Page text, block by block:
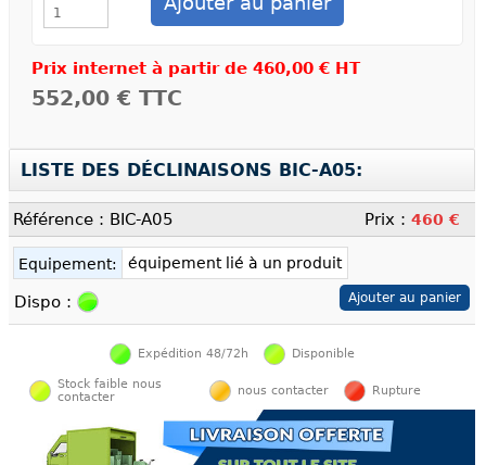
Prix internet à partir de 460,00 € HT
552,00 € TTC
LISTE DES DÉCLINAISONS BIC-A05:
Référence : BIC-A05 Prix : 460 €
Equipement: équipement lié à un produit
Dispo :
Expédition 48/72h Disponible
Stock faible nous
contacter
nous contacter Rupture